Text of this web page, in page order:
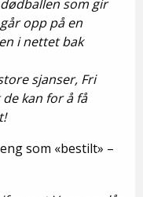
som gir
opp på en
i nettet bak
sjanser, Fri
kan for å få
som «bestilt» –